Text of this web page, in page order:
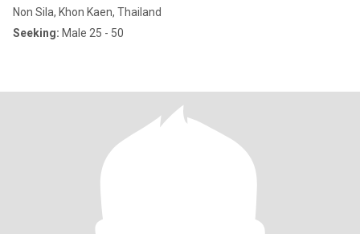
Non Sila, Khon Kaen, Thailand
Seeking: Male 25 - 50